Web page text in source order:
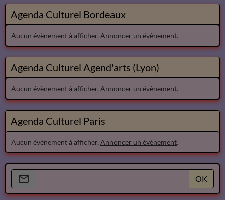
Agenda Culturel Bordeaux
Aucun évènement à afficher, Annoncer un évènement.
Agenda Culturel Agend'arts (Lyon)
Aucun évènement à afficher, Annoncer un évènement.
Agenda Culturel Paris
Aucun évènement à afficher, Annoncer un évènement.
OK